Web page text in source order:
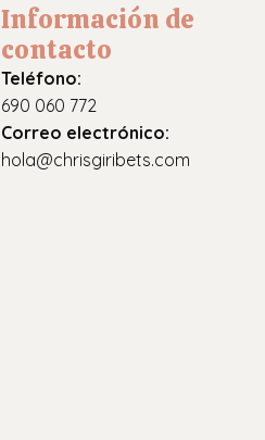
Información de
contacto
Teléfono:
690 060 772
Correo electrónico:
hola@chrisgiribets.com